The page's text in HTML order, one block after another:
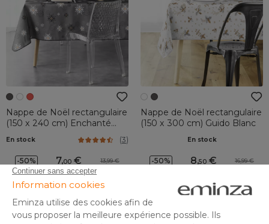
Nappe de Noël rectangulaire
(150 x 240 cm) Enchanté
En stock (3)
-50% 7,00 13,99
Ajouter au panier
Nappe de Noël rectangulaire
(150 x 300 cm) Guido Blanc
En stock
-50% 8,50 16,99
Ajouter au panier